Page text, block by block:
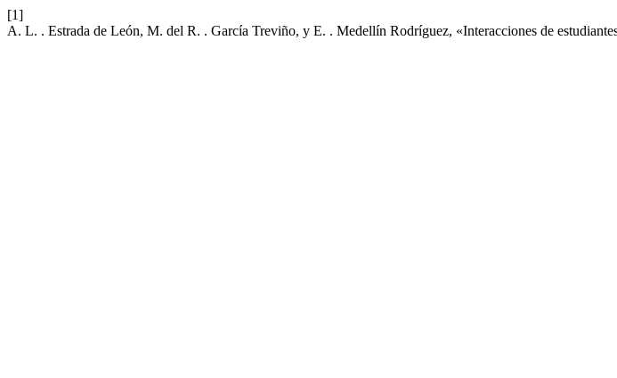
[1]
A. L. . Estrada de León, M. del R. . García Treviño, y E. . Medellín Rodríguez, «Interacciones de